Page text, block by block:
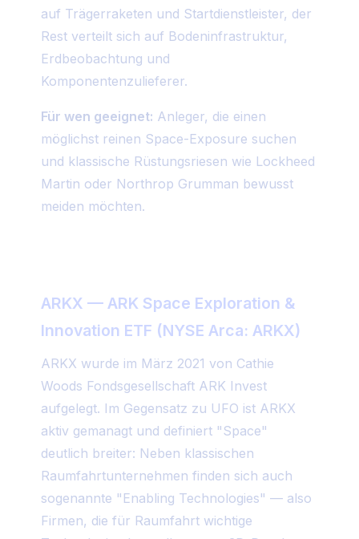
auf Trägerraketen und Startdienstleister, der
Rest verteilt sich auf Bodeninfrastruktur,
Erdbeobachtung und
Komponentenzulieferer.
Für wen geeignet: Anleger, die einen
möglichst reinen Space-Exposure suchen
und klassische Rüstungsriesen wie Lockheed
Martin oder Northrop Grumman bewusst
meiden möchten.
ARKX — ARK Space Exploration &
Innovation ETF (NYSE Arca: ARKX)
ARKX wurde im März 2021 von Cathie
Woods Fondsgesellschaft ARK Invest
aufgelegt. Im Gegensatz zu UFO ist ARKX
aktiv gemanagt und definiert "Space"
deutlich breiter: Neben klassischen
Raumfahrtunternehmen finden sich auch
sogenannte "Enabling Technologies" — also
Firmen, die für Raumfahrt wichtige